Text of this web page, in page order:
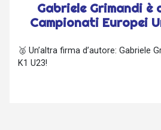
Gabriele Grimandi è
Campionati Europei
🥈 Un’altra firma d’autore: Gabriele
K1 U23!